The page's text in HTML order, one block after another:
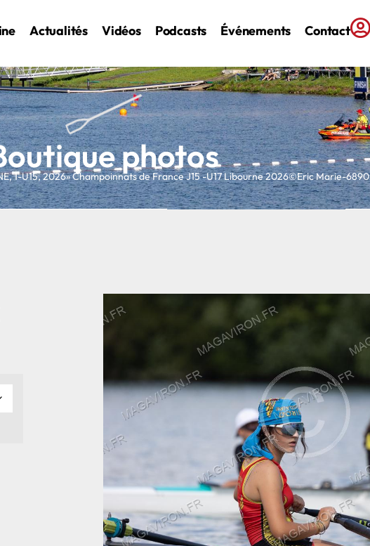
Actualités Vidéos Podcasts Événements Contact
photos
,1-U15,2026» Champoinnats de France J15 -U17 Libourne 2026©Eric Marie-6890